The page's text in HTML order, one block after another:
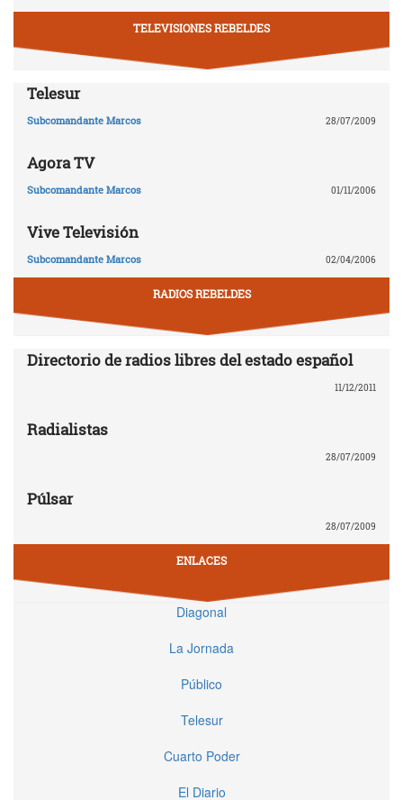
TELEVISIONES REBELDES
Telesur
Subcomandante Marcos 28/07/2009
Agora TV
Subcomandante Marcos 01/11/2006
Vive Televisión
Subcomandante Marcos 02/04/2006
RADIOS REBELDES
Directorio de radios libres del estado español
11/12/2011
Radialistas
28/07/2009
Púlsar
28/07/2009
ENLACES
Diagonal
La Jornada
Público
Telesur
Cuarto Poder
El Diario